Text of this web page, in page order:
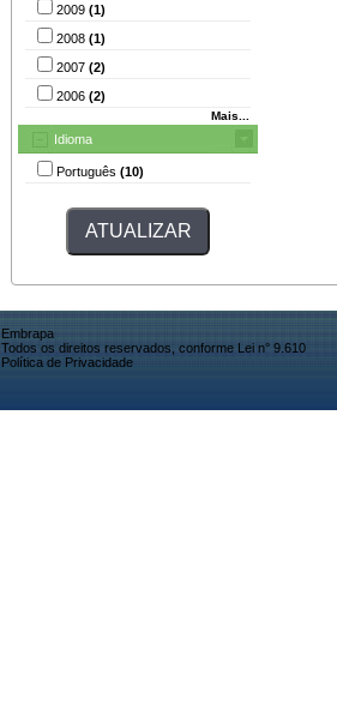
2009 (1)
2008 (1)
2007 (2)
2006 (2)
Mais...
Idioma
Português (10)
Embrapa
Todos os direitos reservados, conforme Lei n° 9.610
Política de Privacidade